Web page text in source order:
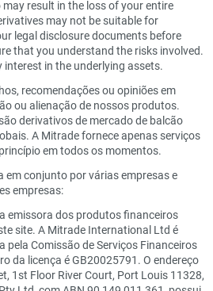
result in the loss of your entire
may not be suitable for
legal disclosure documents before
that you understand the risks involved.
in the underlying assets.
recomendações ou opiniões em
ou alienação de nossos produtos.
derivativos de mercado de balcão
A Mitrade fornece apenas serviços
em todos os momentos.
em conjunto por várias empresas e
empresas:
emissora dos produtos financeiros
site. A Mitrade International Ltd é
Comissão de Serviços Financeiros
da licença é GB20025791. O endereço
1st Floor River Court, Port Louis 11328,